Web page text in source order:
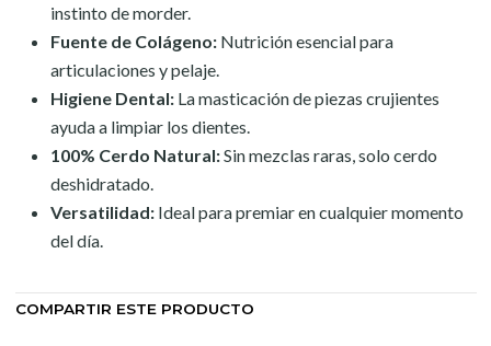
instinto de morder.
Fuente de Colágeno:Nutrición esencial para
articulaciones y pelaje.
Higiene Dental:La masticación de piezas crujientes
ayuda a limpiar los dientes.
100% Cerdo Natural:Sin mezclas raras, solo cerdo
deshidratado.
Versatilidad:Ideal para premiar en cualquier momento
del día.
COMPARTIR ESTE PRODUCTO